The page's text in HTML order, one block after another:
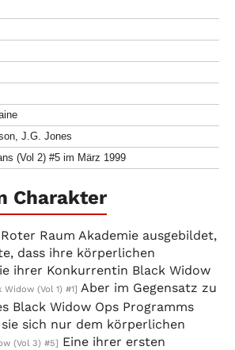
J.G. Jones
(Vol 2) #5 im März 1999
Charakter
Raum Akademie ausgebildet,
dass ihre körperlichen
ihrer Konkurrentin Black Widow
Widow (Vol 1) #1] Aber im Gegensatz zu
Black Widow Ops Programms
sich nur dem körperlichen
(Vol 3) #5] Eine ihrer ersten